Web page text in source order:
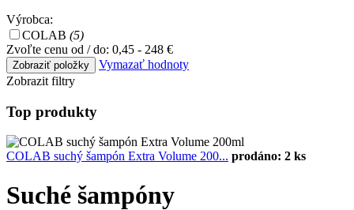
Výrobca:
COLAB (5)
Zvoľte cenu od / do: 0,45 - 248 €
Vymazať hodnoty
Zobrazit filtry
Top produkty
COLAB suchý šampón Extra Volume 200... prodáno: 2 ks
Suché šampóny